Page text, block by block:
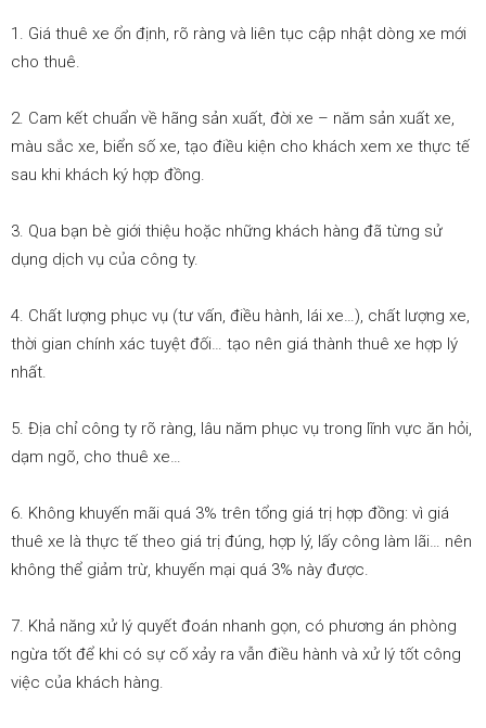
1. Giá thuê xe ổn định, rõ ràng và liên tục cập nhật dòng xe mới
cho thuê.
2. Cam kết chuẩn về hãng sản xuất, đời xe – năm sản xuất xe,
màu sắc xe, biển số xe, tạo điều kiện cho khách xem xe thực tế
sau khi khách ký hợp đồng.
3. Qua bạn bè giới thiệu hoặc những khách hàng đã từng sử
dụng dịch vụ của công ty.
4. Chất lượng phục vụ (tư vấn, điều hành, lái xe…), chất lượng xe,
thời gian chính xác tuyệt đối… tạo nên giá thành thuê xe hợp lý
nhất.
5. Địa chỉ công ty rõ ràng, lâu năm phục vụ trong lĩnh vực ăn hỏi,
dạm ngõ, cho thuê xe…
6. Không khuyến mãi quá 3% trên tổng giá trị hợp đồng: vì giá
thuê xe là thực tế theo giá trị đúng, hợp lý, lấy công làm lãi… nên
không thể giảm trừ, khuyến mại quá 3% này được.
7. Khả năng xử lý quyết đoán nhanh gọn, có phương án phòng
ngừa tốt để khi có sự cố xảy ra vẫn điều hành và xử lý tốt công
việc của khách hàng.